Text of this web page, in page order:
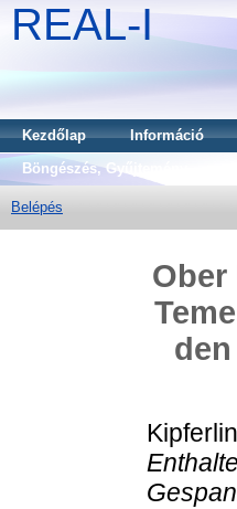
REAL-I
Kezdőlap Információ
Böngészés, Gyűjtemény
Belépés